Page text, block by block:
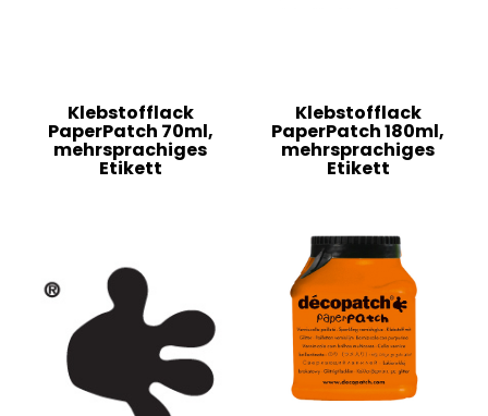
Klebstofflack
PaperPatch 70ml,
mehrsprachiges
Etikett
Klebstofflack
PaperPatch 180ml,
mehrsprachiges
Etikett